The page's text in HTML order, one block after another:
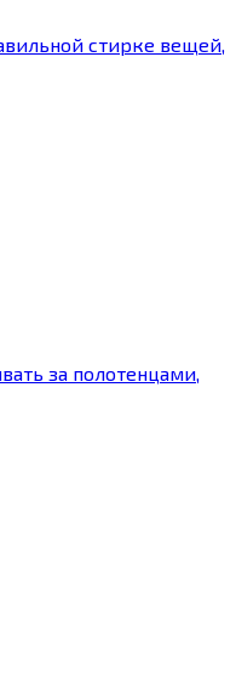
стирке вещей,
за полотенцами,